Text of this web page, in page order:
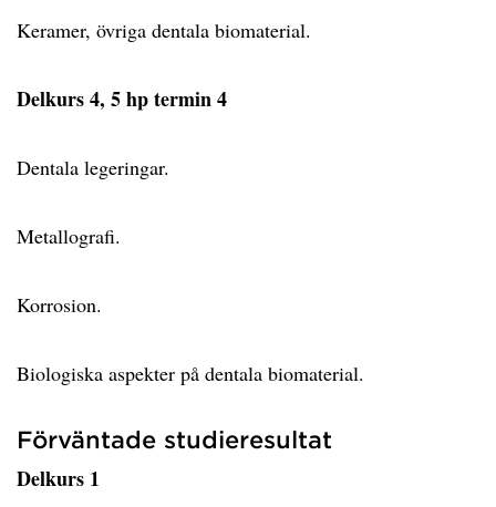
Keramer, övriga dentala biomaterial.
Delkurs 4, 5 hp termin 4
Dentala legeringar.
Metallografi.
Korrosion.
Biologiska aspekter på dentala biomaterial.
Förväntade studieresultat
Delkurs 1